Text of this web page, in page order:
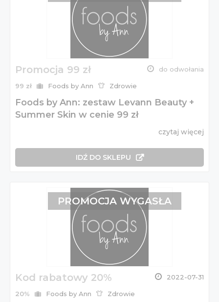
Promocja 99 zł do odwołania
99 zł Foods by Ann Zdrowie
Foods by Ann: zestaw Levann Beauty +
Summer Skin w cenie 99 zł
czytaj więcej
IDŹ DO SKLEPU
Kod rabatowy 20% 2022-07-31
20% Foods by Ann Zdrowie
PROMOCJA WYGASŁA